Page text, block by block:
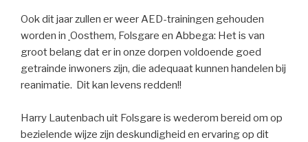
Ook dit jaar zullen er weer AED-trainingen gehouden
worden in Oosthem, Folsgare en Abbega: Het is van
groot belang dat er in onze dorpen voldoende goed
getrainde inwoners zijn, die adequaat kunnen handelen bij
reanimatie. Dit kan levens redden!!
Harry Lautenbach uit Folsgare is wederom bereid om op
bezielende wijze zijn deskundigheid en ervaring op dit